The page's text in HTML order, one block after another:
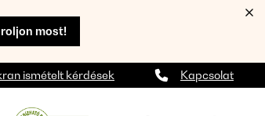
most!
ismételt kérdések Kapcsolat